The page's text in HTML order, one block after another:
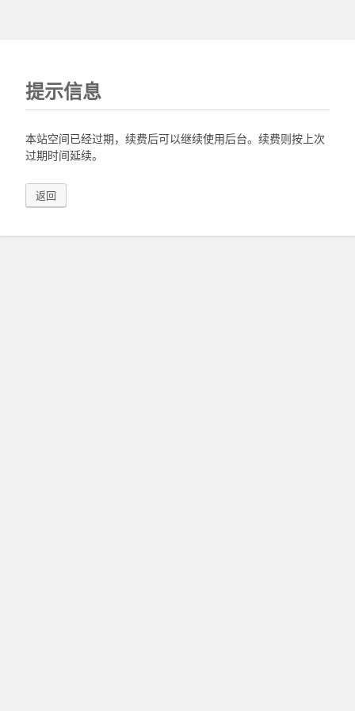
提示信息
本站空间已经过期，续费后可以继续使用后台。续费则按上次
过期时间延续。
返回